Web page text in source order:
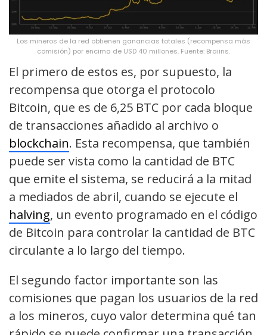
Los mineros de la red obtienen ganancias totales (recompensa más
comisión) por encima de USD 40 millones. Fuente: Braiins.
El primero de estos es, por supuesto, la
recompensa que otorga el protocolo
Bitcoin, que es de 6,25 BTC por cada bloque
de transacciones añadido al archivo o
blockchain. Esta recompensa, que también
puede ser vista como la cantidad de BTC
que emite el sistema, se reducirá a la mitad
a mediados de abril, cuando se ejecute el
halving, un evento programado en el código
de Bitcoin para controlar la cantidad de BTC
circulante a lo largo del tiempo.
El segundo factor importante son las
comisiones que pagan los usuarios de la red
a los mineros, cuyo valor determina qué tan